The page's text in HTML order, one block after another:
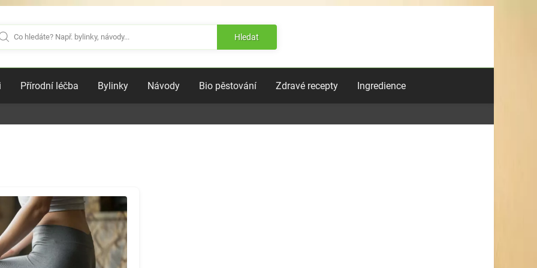
Hledat
Přírodní léčba Bylinky Návody Bio pěstování Zdravé recepty Ingredience